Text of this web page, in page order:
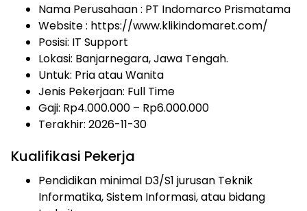
Nama Perusahaan : PT Indomarco Prismatama
Website : https://www.klikindomaret.com/
Posisi: IT Support
Lokasi: Banjarnegara, Jawa Tengah.
Untuk: Pria atau Wanita
Jenis Pekerjaan: Full Time
Gaji: Rp4.000.000 – Rp6.000.000
Terakhir: 2026-11-30
Kualifikasi Pekerja
Pendidikan minimal D3/S1 jurusan Teknik
Informatika, Sistem Informasi, atau bidang